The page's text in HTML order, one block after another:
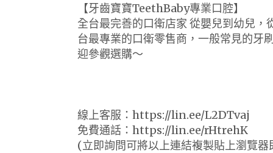
【牙齒寶寶TeethBaby專業口腔】
全台最完善的口衛店家 從嬰兒到幼兒
台最專業的口衛零售商，一般常見的牙
迎參觀選購～
線上客服：https://lin.ee/L2DTvaj
免費通話：https://lin.ee/rHtrehK
(立即詢問可將以上連結複製貼上瀏覽器